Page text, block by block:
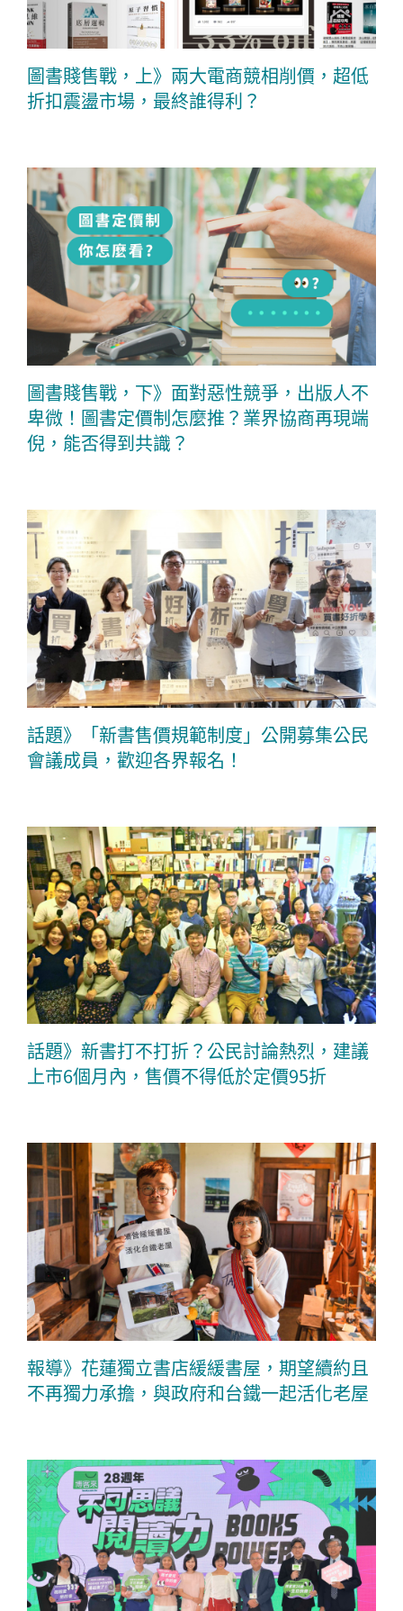
圖書賤售戰，上》兩大電商競相削價，超低
折扣震盪市場，最終誰得利？
圖書賤售戰，下》面對惡性競爭，出版人不
卑微！圖書定價制怎麼推？業界協商再現端
倪，能否得到共識？
話題》「新書售價規範制度」公開募集公民
會議成員，歡迎各界報名！
話題》新書打不打折？公民討論熱烈，建議
上市6個月內，售價不得低於定價95折
報導》花蓮獨立書店緩緩書屋，期望續約且
不再獨力承擔，與政府和台鐵一起活化老屋